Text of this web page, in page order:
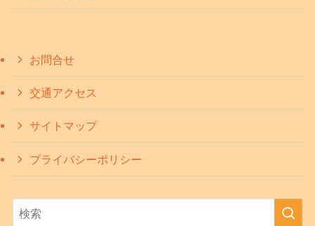
お問合せ
交通アクセス
サイトマップ
プライバシーポリシー